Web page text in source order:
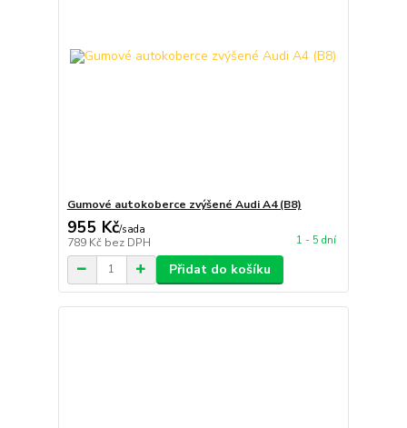
Gumové autokoberce zvýšené Audi A4 (B8)
955 Kč/sada
789 Kč bez DPH 1 - 5 dní
Přidat do košíku